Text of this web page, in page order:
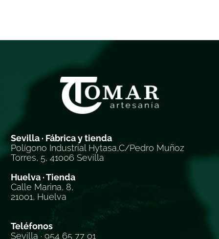
Sevilla · Fábrica y tienda
Polígono Industrial Hytasa,C/Pedro Muñoz
Torres, 5, 41006 Sevilla
Huelva · Tienda
Calle Marina, 8,
21001, Huelva
Teléfonos
Sevilla · 954 65 77 01